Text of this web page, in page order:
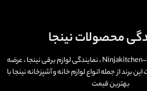
محصولات نینجا
نمایندگی برند نینجا | Ninjakitchen-iran ، نمایندگی لوازم برقی نینجا ، عرضه
برند از جمله انواع لوازم خانه و آشپزخانه نینجا با
بهترین قیمت